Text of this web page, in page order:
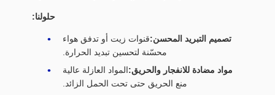
حلولنا:
تصميم التبريد المحسن:قنوات زيت أو تدفق هواء
محسّنة لتحسين تبديد الحرارة.
مواد مضادة للانفجار والحريق:المواد العازلة عالية
منع الحريق حتى تحت الحمل الزائد.